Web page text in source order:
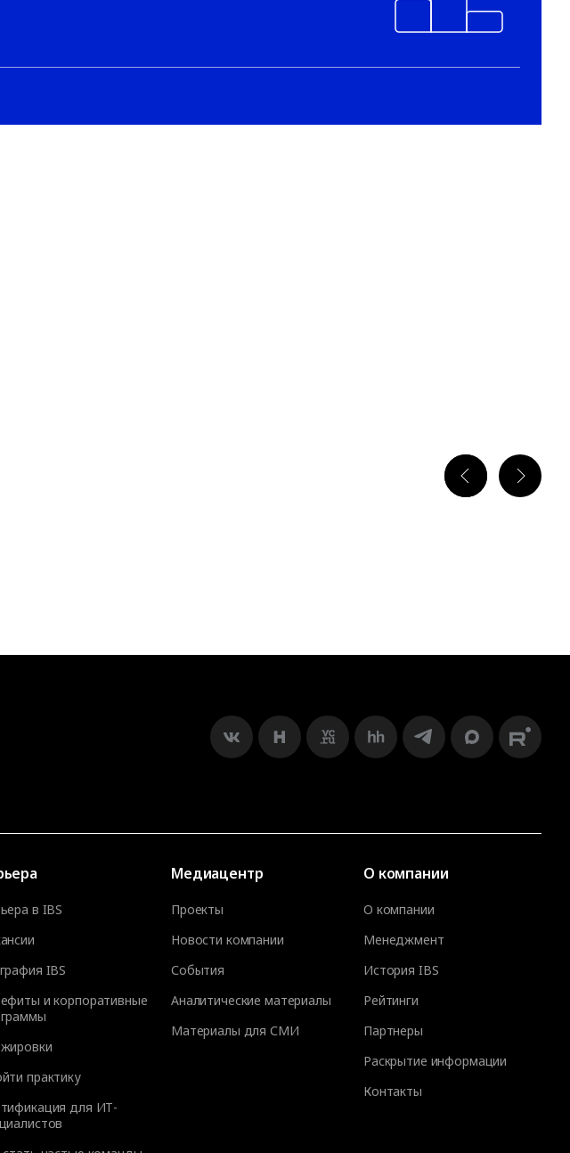
в IBS
IBS
и корпоративные
практику
для ИТ-
Медиацентр
Проекты
Новости компании
События
Аналитические материалы
Материалы для СМИ
О компании
О компании
Менеджмент
История IBS
Рейтинги
Партнеры
Раскрытие информации
Контакты